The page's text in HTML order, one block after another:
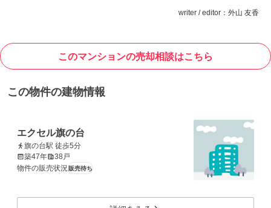
writer / editor：外山 友香
このマンションの売却相談はこちら
この物件の建物情報
エクセル旗の台
旗の台駅 徒歩5分
築47年
38戸
物件の販売状況販売待ち